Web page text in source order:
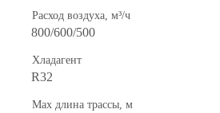
Расход воздуха, м³/ч
800/600/500
Хладагент
R32
Max длина трассы, м